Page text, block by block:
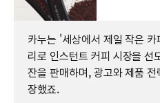
카누는 '세상에서 제일 작은
리로 인스턴트 커피 시장을
잔을 판매하며, 광고와 제품
장했죠.